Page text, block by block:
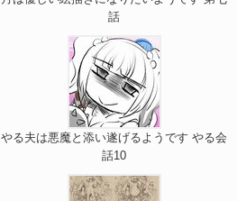
話
やる夫は悪魔と添い遂げるようです やる会
話10